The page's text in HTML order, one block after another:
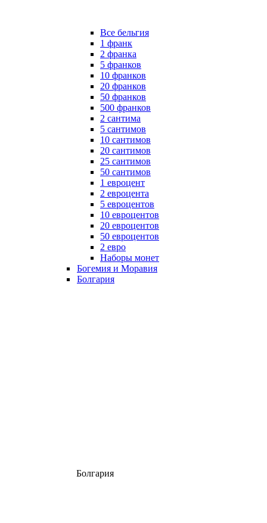
Все бельгия
1 франк
2 франка
5 франков
10 франков
20 франков
50 франков
500 франков
2 сантима
5 сантимов
10 сантимов
20 сантимов
25 сантимов
50 сантимов
1 евроцент
2 евроцента
5 евроцентов
10 евроцентов
20 евроцентов
50 евроцентов
2 евро
Наборы монет
Богемия и Моравия
Болгария
Болгария